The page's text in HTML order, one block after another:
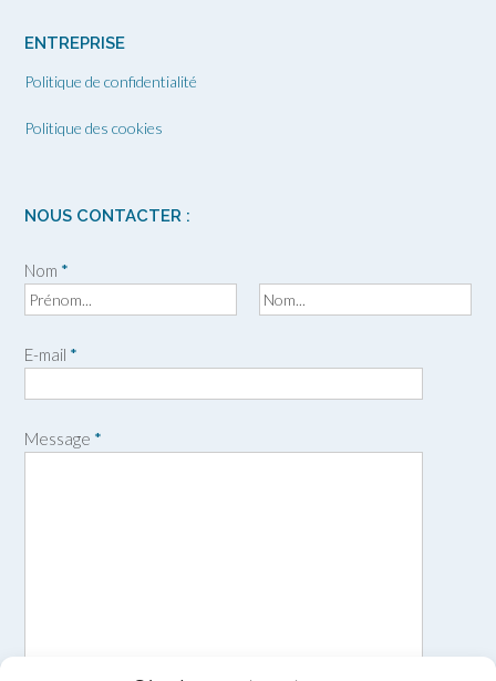
ENTREPRISE
Politique de confidentialité
Politique des cookies
NOUS CONTACTER :
Nom *
é
E-mail *
Message *